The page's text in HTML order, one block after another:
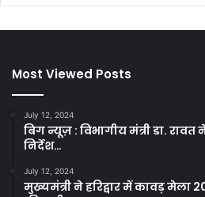
Most Viewed Posts
July 12, 2024
बिग न्यूज़ : विभागीय मंत्री डा. रावत
निर्देश…
July 12, 2024
मुख्यमंत्री ने हरिद्वार में कावड़ मेला